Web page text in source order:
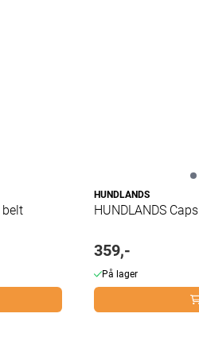
belt
HUNDLANDS
HUNDLANDS Caps
359,-
På lager